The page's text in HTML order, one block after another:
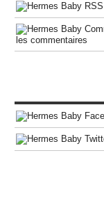
les commentaires